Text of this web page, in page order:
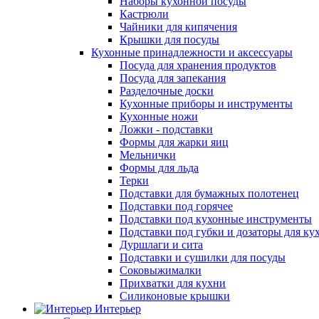
Кастрюли
Чайники для кипячения
Крышки для посуды
Кухонные принадлежности и аксессуары
Посуда для хранения продуктов
Посуда для запекания
Разделочные доски
Кухонные приборы и инструменты
Кухонные ножи
Ложки - подставки
Формы для жарки яиц
Мельнички
Формы для льда
Терки
Подставки для бумажных полотенец
Подставки под горячее
Подставки под кухонные инструменты
Подставки под губки и дозаторы для
Дуршлаги и сита
Подставки и сушилки для посуды
Соковыжималки
Прихватки для кухни
Силиконовые крышки
Интерьер